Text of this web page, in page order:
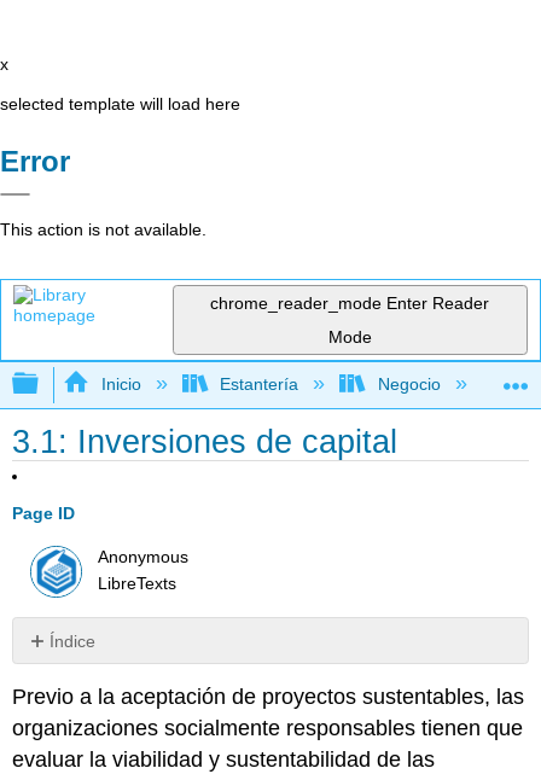
x
selected template will load here
Error
This action is not available.
chrome_reader_mode Enter Reader
Mode
Expandir/contraer jerarquía global
Inicio Estantería Negocio
3.1: Inversiones de capital
Page ID
Anonymous
LibreTexts
Índice
de
Sustentabilidad
Inversión
Previo a la aceptación de proyectos sustentables, las
organizaciones socialmente responsables tienen que
evaluar la viabilidad y sustentabilidad de las